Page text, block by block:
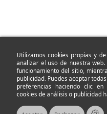
Utilizamos cookies propias y
analizar el uso de nuestra
funcionamiento del sitio,
publicidad. Puedes aceptar
preferencias haciendo clic en
cookies de análisis o publicidad